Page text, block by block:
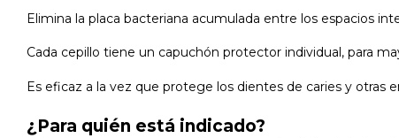
Elimina la placa bacteriana acumulada entre los espacios
Cada cepillo tiene un capuchón protector individual, para
Es eficaz a la vez que protege los dientes de caries y otras
¿Para quién está indicado?